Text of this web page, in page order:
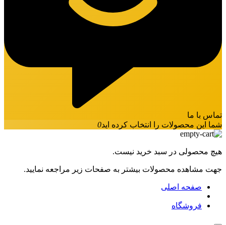
تماس با ما
شما این محصولات را انتخاب کرده اید0
هیچ محصولی در سبد خرید نیست.
جهت مشاهده محصولات بیشتر به صفحات زیر مراجعه نمایید.
صفحه اصلی
فروشگاه